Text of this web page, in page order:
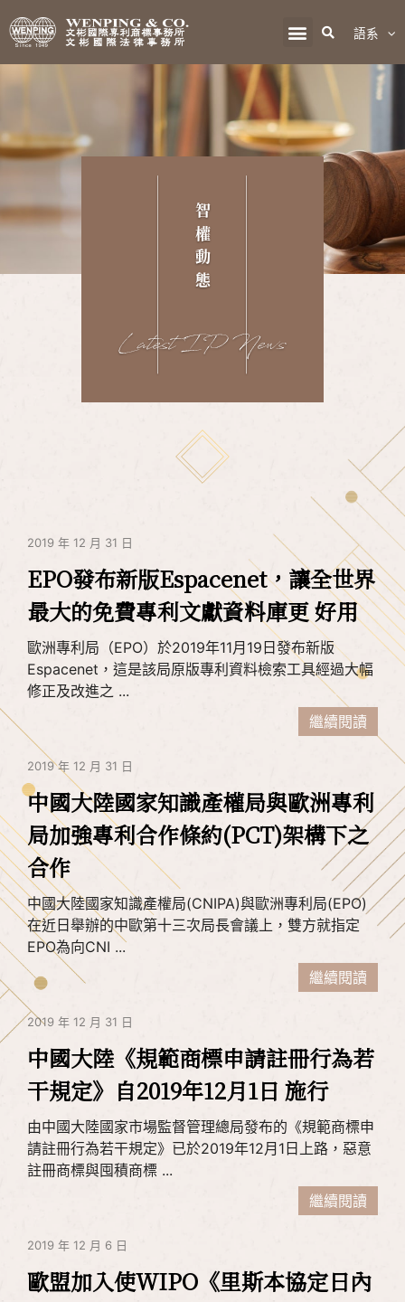
語系
智
權
動
態
2019 年 12 月 31 日
EPO發布新版Espacenet，讓全世界
最大的免費專利文獻資料庫更 好用
歐洲專利局（EPO）於2019年11月19日發布新版
Espacenet，這是該局原版專利資料檢索工具經過大幅
修正及改進之 ...
繼續閱讀
2019 年 12 月 31 日
中國大陸國家知識產權局與歐洲專利
局加強專利合作條約(PCT)架構下之
合作
中國大陸國家知識產權局(CNIPA)與歐洲專利局(EPO)
在近日舉辦的中歐第十三次局長會議上，雙方就指定
EPO為向CNI ...
繼續閱讀
2019 年 12 月 31 日
中國大陸《規範商標申請註冊行為若
干規定》自2019年12月1日 施行
由中國大陸國家市場監督管理總局發布的《規範商標申
請註冊行為若干規定》已於2019年12月1日上路，惡意
註冊商標與囤積商標 ...
繼續閱讀
2019 年 12 月 6 日
歐盟加入使WIPO《里斯本協定日內